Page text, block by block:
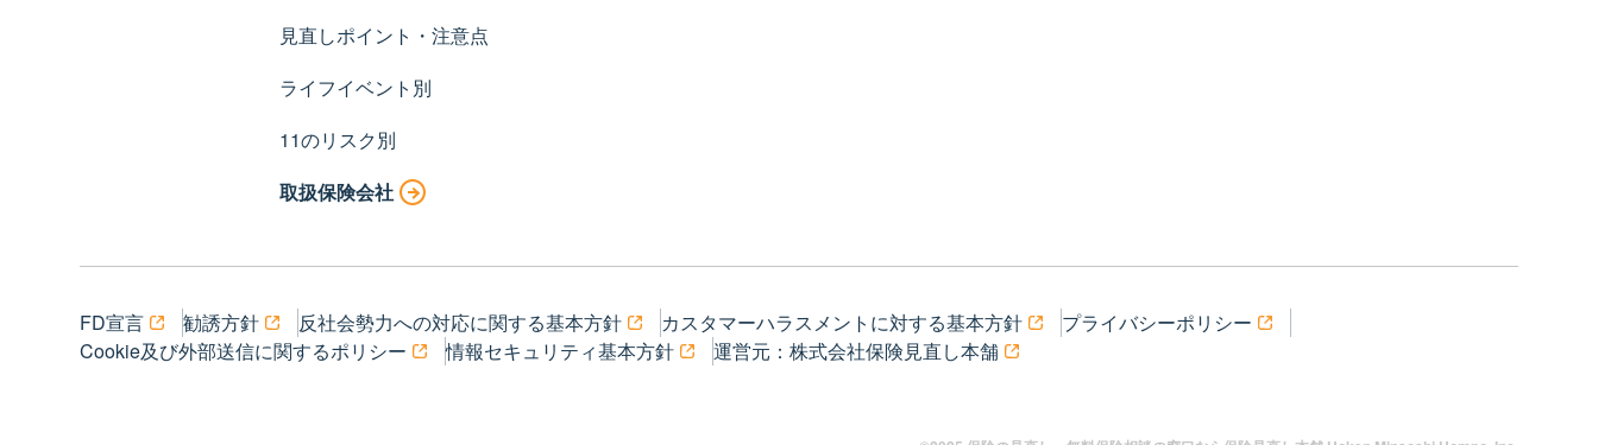
見直しポイント・注意点
ライフイベント別
11のリスク別
取扱保険会社
FD宣言 勧誘方針 反社会勢力への対応に関する基本方針 カスタマーハラスメントに対する基本方針
プライバシーポリシー
Cookie及び外部送信に関するポリシー
情報セキュリティ基本方針 運営元：株式会社保険見直し本舗